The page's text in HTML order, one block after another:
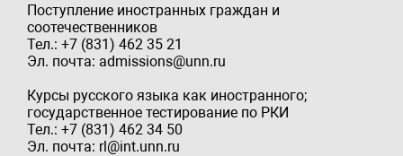
Поступление иностранных граждан и
соотечественников
Тел.: +7 (831) 462 35 21
Эл. почта: admissions@unn.ru
Курсы русского языка как иностранного;
государственное тестирование по РКИ
Тел.: +7 (831) 462 34 50
Эл. почта: rl@int.unn.ru